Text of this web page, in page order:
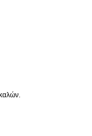
καλών.